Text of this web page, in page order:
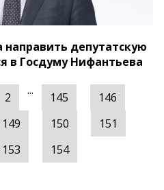
депутатскую
в Госдуму Нифантьева
2 ... 145
146
149 150
151
153 154